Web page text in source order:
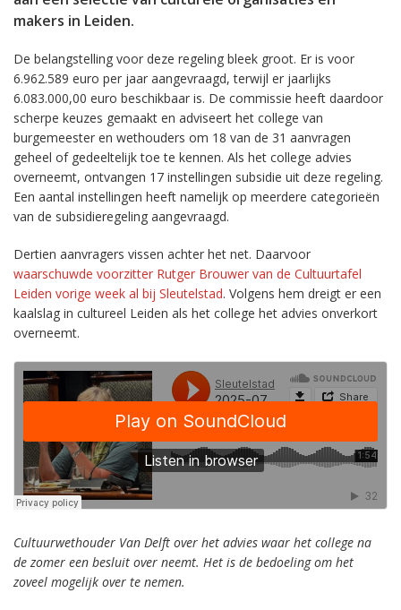
makers in Leiden.
De belangstelling voor deze regeling bleek groot. Er is voor
6.962.589 euro per jaar aangevraagd, terwijl er jaarlijks
6.083.000,00 euro beschikbaar is. De commissie heeft daardoor
scherpe keuzes gemaakt en adviseert het college van
burgemeester en wethouders om 18 van de 31 aanvragen
geheel of gedeeltelijk toe te kennen. Als het college advies
overneemt, ontvangen 17 instellingen subsidie uit deze regeling.
Een aantal instellingen heeft namelijk op meerdere categorieën
van de subsidieregeling aangevraagd.
Dertien aanvragers vissen achter het net. Daarvoor
waarschuwde voorzitter Rutger Brouwer van de Cultuurtafel
Leiden vorige week al bij Sleutelstad. Volgens hem dreigt er een
kaalslag in cultureel Leiden als het college het advies onverkort
overneemt.
Cultuurwethouder Van Delft over het advies waar het college na
de zomer een besluit over neemt. Het is de bedoeling om het
zoveel mogelijk over te nemen.